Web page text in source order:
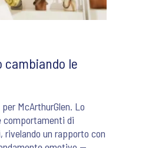
cambiando le
McArthurGlen. Lo
comportamenti di
rivelando un rapporto con